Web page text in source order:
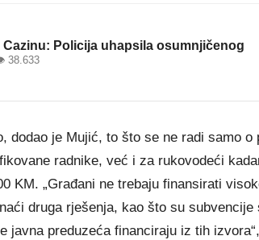
Policija uhapsila osumnjičenog
dodao je Mujić, to što se ne radi samo o
radnike, već i za rukovodeći
KM. „Građani ne trebaju finansirati
druga rješenja, kao što su subvencije
javna preduzeća financiraju iz tih